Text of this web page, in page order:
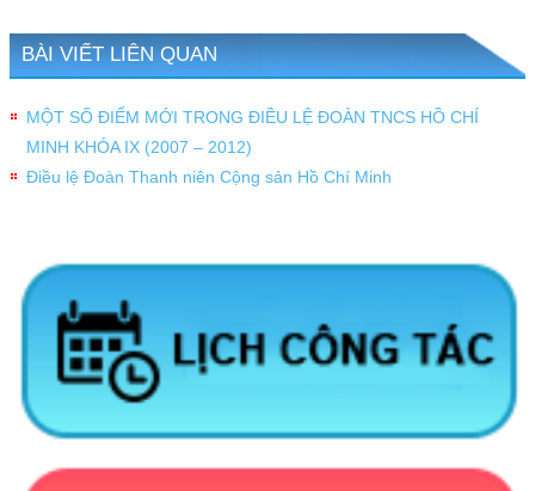
BÀI VIẾT LIÊN QUAN
MỘT SỐ ĐIỂM MỚI TRONG ĐIỀU LỆ ĐOÀN TNCS HỒ CHÍ
MINH KHÓA IX (2007 – 2012)
Điều lệ Đoàn Thanh niên Cộng sản Hồ Chí Minh